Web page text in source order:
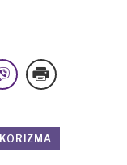
KORIZMA